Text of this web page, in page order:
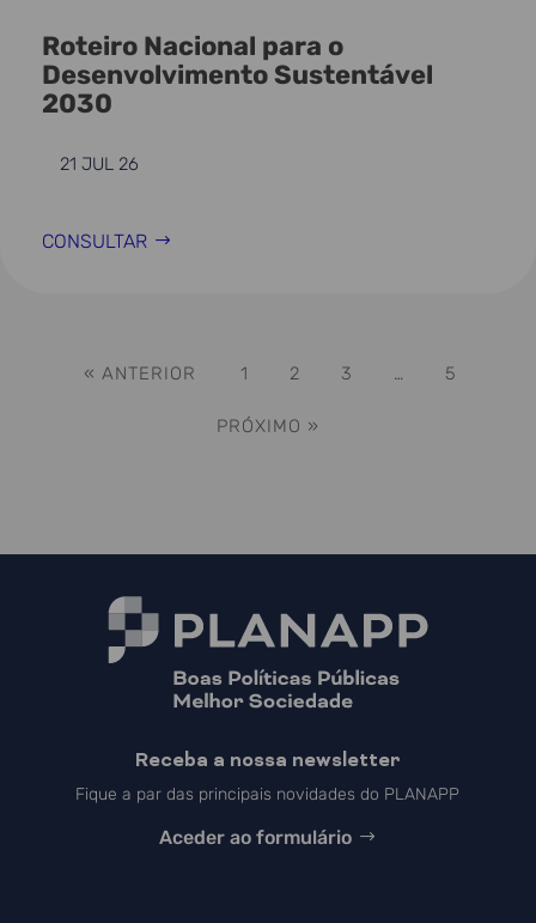
Roteiro Nacional para o
Desenvolvimento Sustentável
2030
21 JUL 26
CONSULTAR
« ANTERIOR 1 2 3 … 5
PRÓXIMO »
Receba a nossa newsletter
Fique a par das principais novidades do PLANAPP
Aceder ao formulário